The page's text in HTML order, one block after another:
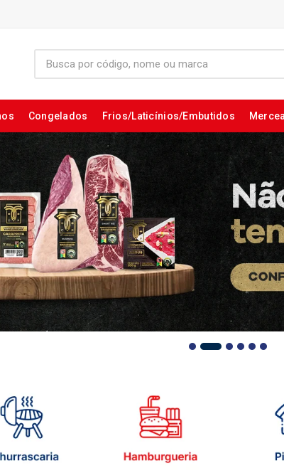
Congelados Frios/Laticínios/Embutidos